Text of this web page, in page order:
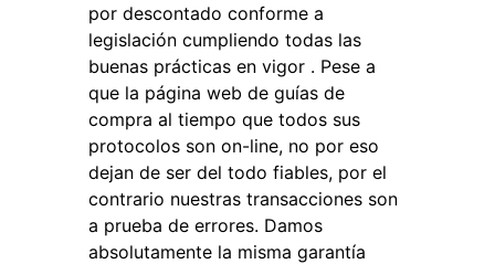
por descontado conforme a
legislación cumpliendo todas las
buenas prácticas en vigor . Pese a
que la página web de guías de
compra al tiempo que todos sus
protocolos son on-line, no por eso
dejan de ser del todo fiables, por el
contrario nuestras transacciones son
a prueba de errores. Damos
absolutamente la misma garantía